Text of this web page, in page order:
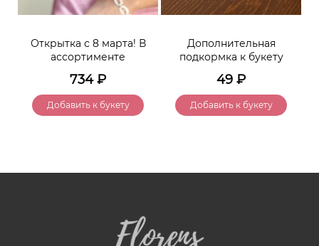
Открытка с 8 марта! В
ассортименте
734₽
Добавить к букету
Дополнительная
подкормка к букету
49 ₽
Добавить к букету